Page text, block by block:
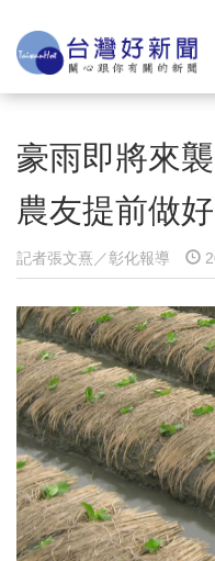
豪雨即將來
農友提前做
記者張文熹／彰化報導